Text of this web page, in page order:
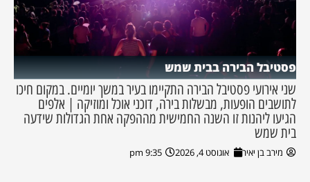
פסטיבל הבירה בבית שמש
שני אירועי פסטיבל הבירה התקיימו בעיר במשך יומיים. במקום חיכו
לתושבים הופעות, מבשלות בירה, דוכני אוכל ומוזיקה | אלפים
הגיעו ליהנות זו השנה החמישית מההפקה אחת הגדולות שידעה
בית שמש
מירב בן יאיר אוגוסט 4, 2026 9:35 pm